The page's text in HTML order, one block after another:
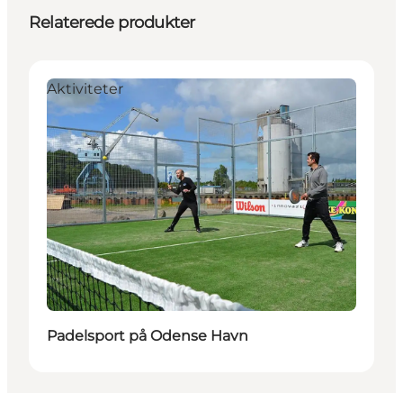
Relaterede produkter
Aktiviteter
Padelsport på Odense Havn